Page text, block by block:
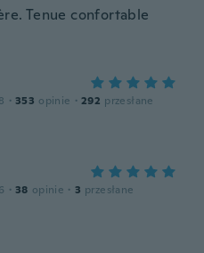
Tenue confortable
· 353 opinie · 292 przesłane
· 38 opinie · 3 przesłane